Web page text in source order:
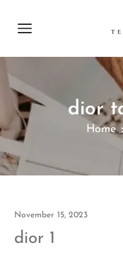
dior
Home
November 15, 2023
dior 1